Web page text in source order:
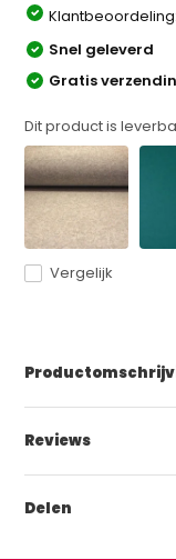
Klantbeoordeling:
Snel geleverd
Gratis
Dit product is
Vergelijk
Reviews
Delen